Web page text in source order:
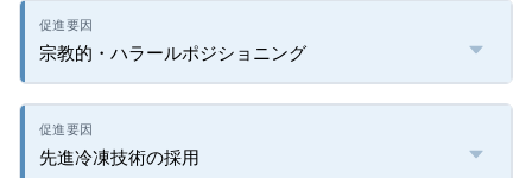
宗教的・ハラールポジショニング
先進冷凍技術の採用